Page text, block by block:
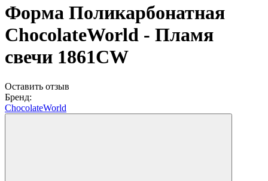
Форма Поликарбонатная
ChocolateWorld - Пламя
свечи 1861CW
Оставить отзыв
Бренд:
ChocolateWorld